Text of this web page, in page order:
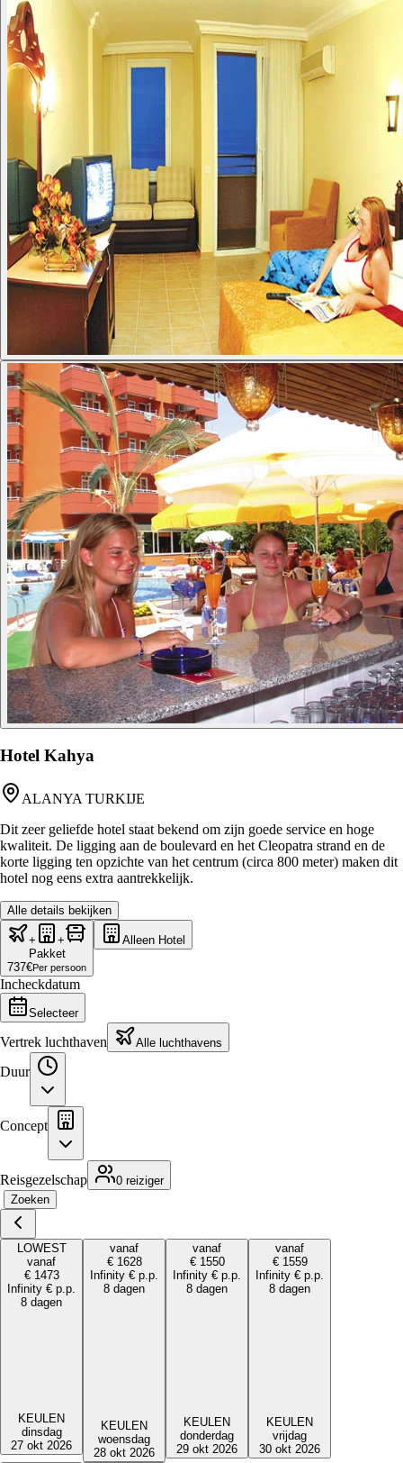
Hotel Kahya
ALANYA TURKIJE
Dit zeer geliefde hotel staat bekend om zijn goede service en hoge
kwaliteit. De ligging aan de boulevard en het Cleopatra strand en de
korte ligging ten opzichte van het centrum (circa 800 meter) maken dit
hotel nog eens extra aantrekkelijk.
Alle details bekijken
+
+
Pakket
737€Per persoon
Alleen Hotel
Incheckdatum
Selecteer
Vertrek luchthaven Alle luchthavens
Duur
Concept
Reisgezelschap
0 reiziger
Zoeken
LOWEST
vanaf
€ 1473
Infinity € p.p.
8 dagen
KEULEN
dinsdag
27 okt 2026
vanaf
€ 1628
Infinity € p.p.
8 dagen
KEULEN
woensdag
28 okt 2026
vanaf
€ 1550
Infinity € p.p.
8 dagen
KEULEN
donderdag
29 okt 2026
vanaf
€ 1559
Infinity € p.p.
8 dagen
KEULEN
vrijdag
30 okt 2026